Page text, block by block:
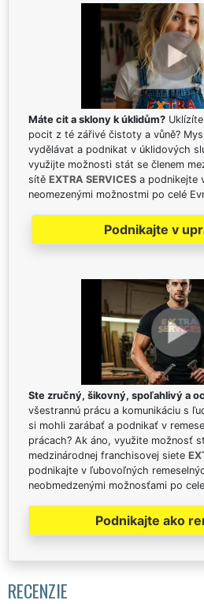
Máte cit a sklony k úklidům?
pocit z té zářivé čistoty a vůně?
vydělávat a podnikat v úklidových
využijte možnosti stát se členem
sítě EXTRA SERVICES a podnikejte
neomezenými možnostmi po celé
Podnikajte v
Ste zručný, šikovný, spoľahlivý a
všestrannú prácu a komunikáciu s
si mohli zarábať a podnikať v
prácach? Ak áno, využite možnosť
medzinárodnej franchisovej siete
podnikajte v ľubovoľných
neobmedzenými možnosťami po
Podnikajte ako
RECENZIE